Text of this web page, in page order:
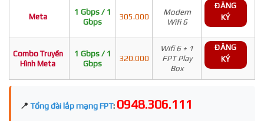
Meta
1 Gbps / 1
Gbps
305.000
Modem
Wifi 6
ĐĂNG
KÝ
Combo Truyền
Hình Meta
1 Gbps / 1
Gbps
320.000
Wifi 6 + 1
FPT Play
Box
ĐĂNG
KÝ
📍 Tổng đài lắp mạng FPT: 0948.306.111